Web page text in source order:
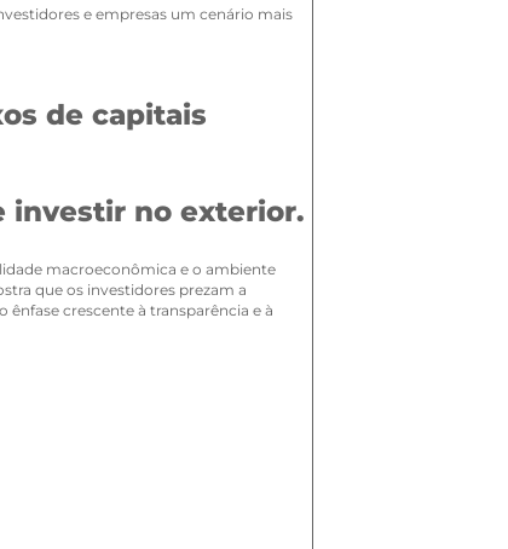
e empresas um cenário mais
de capitais
investir no exterior.
macroeconômica e o ambiente
que os investidores prezam a
crescente à transparência e à